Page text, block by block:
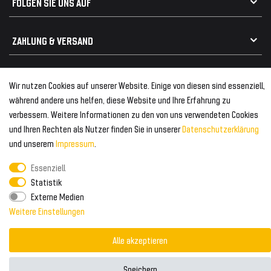
Wir nutzen Cookies auf unserer Website. Einige von diesen sind essenziell,
während andere uns helfen, diese Website und Ihre Erfahrung zu
verbessern. Weitere Informationen zu den von uns verwendeten Cookies
und Ihren Rechten als Nutzer finden Sie in unsererDaten­schutz­erklärung
und unserem Impressum.
Essenziell
Statistik
Externe Medien
Weitere Einstellungen
Alle akzeptieren
Kühlergrill
Rückleuchten
ZAHLUNG & VERSAND
Zahlungsanbieter
Versand & Zahlung
WELTWEITER VERSAND
© 2026 Tuning Fanatics Powered by